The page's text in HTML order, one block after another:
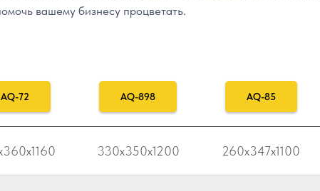
вашему бизнесу процветать.
AQ-72 AQ-898 AQ-85
330x350x1200 260x347x1100